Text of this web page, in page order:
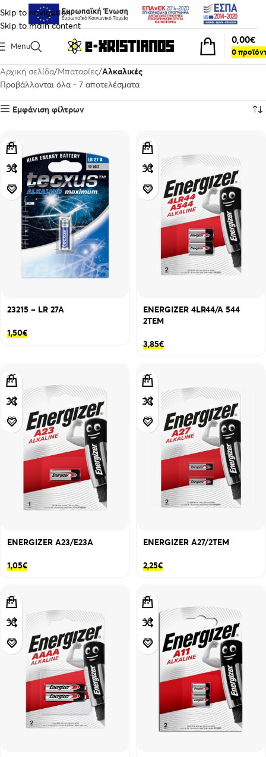
Skip to navigation
Skip to main content
Menu
0
0,00€
Αρχική σελίδα Μπαταρίες Αλκαλικές
Προβάλλονται όλα - 7 αποτελέσματα
Εμφάνιση φίλτρων
23215 – LR 27A
1,50€
ENERGIZER 4LR44/A 544
2ΤΕΜ
3,85€
ENERGIZER A23/E23A
1,05€
ENERGIZER A27/2ΤΕΜ
2,25€